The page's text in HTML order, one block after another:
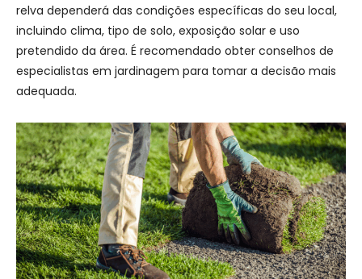
relva dependerá das condições específicas do seu local,
incluindo clima, tipo de solo, exposição solar e uso
pretendido da área. É recomendado obter conselhos de
especialistas em jardinagem para tomar a decisão mais
adequada.